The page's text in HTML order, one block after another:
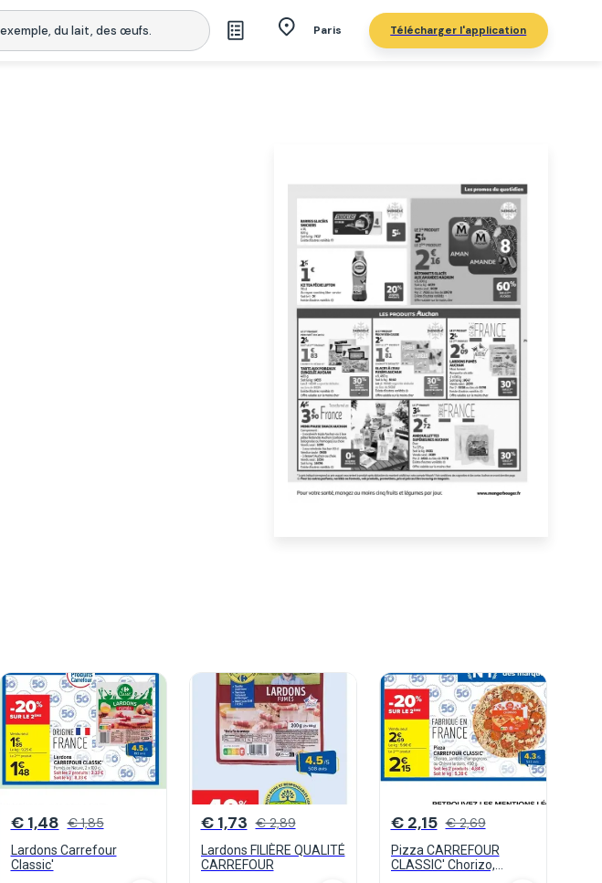
Paris Télécharger l'application
€ 1,48 € 1,85
Lardons Carrefour
Classic'
€ 1,73 € 2,89
Lardons FILIÈRE QUALITÉ
CARREFOUR
€ 2,15 € 2,69
Pizza CARREFOUR
CLASSIC' Chorizo,